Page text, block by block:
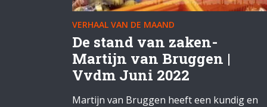
VERHAAL VAN DE MAAND
De stand van zaken-
Martijn van Bruggen |
Vvdm Juni 2022
Martijn van Bruggen heeft een kundig en